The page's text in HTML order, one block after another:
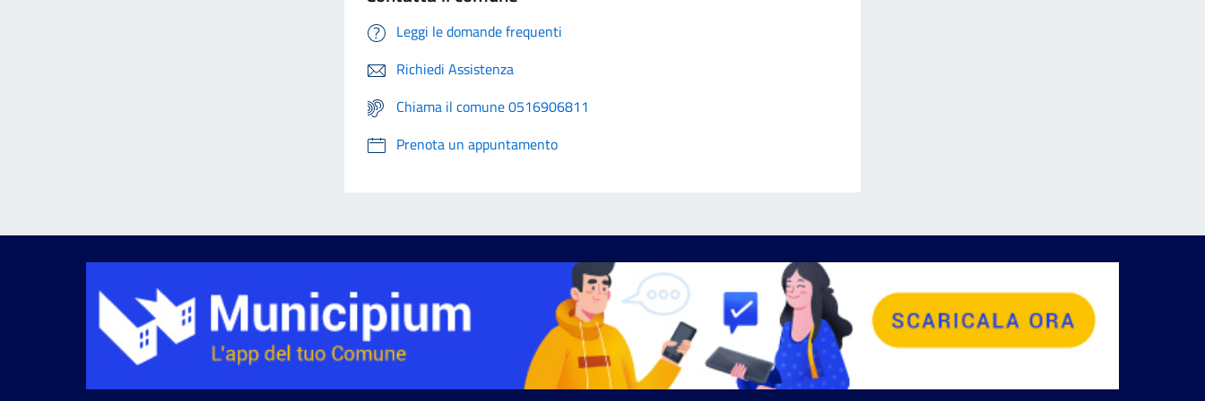
Leggi le domande frequenti
Richiedi Assistenza
Chiama il comune 0516906811
Prenota un appuntamento